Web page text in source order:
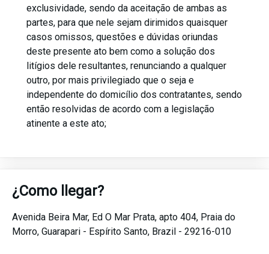
exclusividade, sendo da aceitação de ambas as
partes, para que nele sejam dirimidos quaisquer
casos omissos, questões e dúvidas oriundas
deste presente ato bem como a solução dos
litígios dele resultantes, renunciando a qualquer
outro, por mais privilegiado que o seja e
independente do domicílio dos contratantes, sendo
então resolvidas de acordo com a legislação
atinente a este ato;
¿Como llegar?
Avenida Beira Mar, Ed O Mar Prata, apto 404, Praia do
Morro, Guarapari - Espírito Santo, Brazil - 29216-010